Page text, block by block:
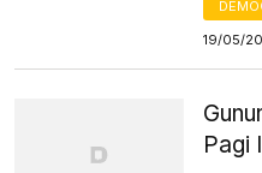
19/05/
Pagi